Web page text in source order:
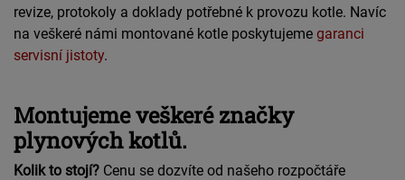
revize, protokoly a doklady potřebné k provozu kotle. Navíc
na veškeré námi montované kotle poskytujeme garanci
servisní jistoty.
Montujeme veškeré značky
plynových kotlů.
Kolik to stojí? Cenu se dozvíte od našeho rozpočtáře